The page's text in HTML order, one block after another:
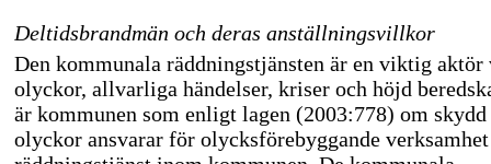
Deltidsbrandmän och deras anställningsvillkor
Den kommunala räddningstjänsten är en viktig aktör
olyckor, allvarliga händelser, kriser och höjd
är kommunen som enligt lagen (2003:778) om
olyckor ansvarar för olycksförebyggande